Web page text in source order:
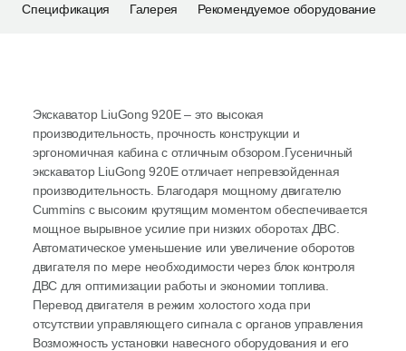
Спецификация Галерея Рекомендуемое оборудование
Экскаватор LiuGong 920Е – это высокая
производительность, прочность конструкции и
эргономичная кабина с отличным обзором.Гусеничный
экскаватор LiuGong 920E отличает непревзойденная
производительность. Благодаря мощному двигателю
Cummins с высоким крутящим моментом обеспечивается
мощное вырывное усилие при низких оборотах ДВС.
Автоматическое уменьшение или увеличение оборотов
двигателя по мере необходимости через блок контроля
ДВС для оптимизации работы и экономии топлива.
Перевод двигателя в режим холостого хода при
отсутствии управляющего сигнала с органов управления
Возможность установки навесного оборудования и его